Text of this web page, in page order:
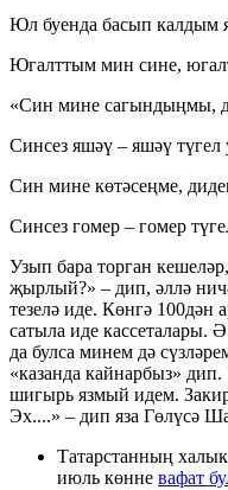
Юл буенда басып калдым
Югалттым мин сине,
«Син мине сагындыңмы,
Синсез яшәү – яшәү түгел
Син мине көтәсеңме,
Синсез гомер – гомер
Узып бара торган
җырлый?» – дип, әллә
тезелә иде. Көнгә 100дән
сатыла иде
да булса минем дә
«казанда кайнарбыз»
шигырь язмый идем.
Эх....» – дип яза Гөлүсә
Татарстанның
июль көнне вафат